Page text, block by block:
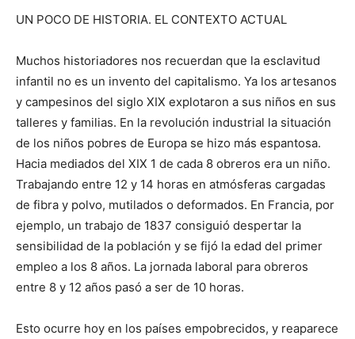
UN POCO DE HISTORIA. EL CONTEXTO ACTUAL
Muchos historiadores nos recuerdan que la esclavitud
infantil no es un invento del capitalismo. Ya los artesanos
y campesinos del siglo XIX explotaron a sus niños en sus
talleres y familias. En la revolución industrial la situación
de los niños pobres de Europa se hizo más espantosa.
Hacia mediados del XIX 1 de cada 8 obreros era un niño.
Trabajando entre 12 y 14 horas en atmósferas cargadas
de fibra y polvo, mutilados o deformados. En Francia, por
ejemplo, un trabajo de 1837 consiguió despertar la
sensibilidad de la población y se fijó la edad del primer
empleo a los 8 años. La jornada laboral para obreros
entre 8 y 12 años pasó a ser de 10 horas.
Esto ocurre hoy en los países empobrecidos, y reaparece